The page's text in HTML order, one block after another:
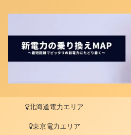
北海道電力エリア
東京電力エリア